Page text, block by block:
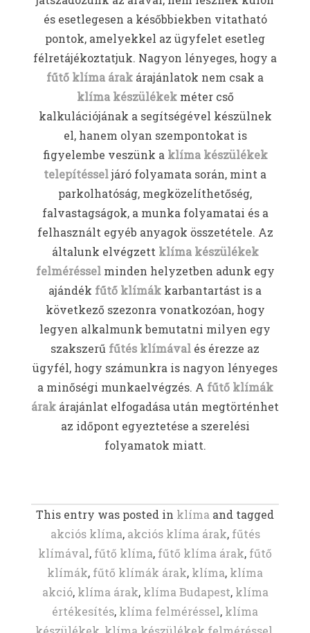
és esetlegesen a későbbiekben vitatható
pontok, amelyekkel az ügyfelet esetleg
félretájékoztatjuk. Nagyon lényeges, hogy a
fűtő klíma árak árajánlatok nem csak a
klíma készülékekméter cső
kalkulációjának a segítségével készülnek
el, hanem olyan szempontokat is
figyelembe veszünk a klíma készülékek
telepítésseljáró folyamata során, mint a
parkolhatóság, megközelíthetőség,
falvastagságok, a munka folyamatai és a
felhasznált egyéb anyagok összetétele. Az
általunk elvégzett klíma készülékek
felmérésselminden helyzetben adunk egy
ajándék fűtő klímák karbantartást is a
következő szezonra vonatkozóan, hogy
legyen alkalmunk bemutatni milyen egy
szakszerű fűtés klímával és érezze az
ügyfél, hogy számunkra is nagyon lényeges
a minőségi munkaelvégzés. A fűtő klímák
árak árajánlat elfogadása után megtörténhet
az időpont egyeztetése a szerelési
folyamatok miatt.
This entry was posted in klíma and tagged
akciós klíma, akciós klíma árak, fűtés
klímával, fűtő klíma, fűtő klíma árak, fűtő
klímák, fűtő klímák árak, klíma, klíma
akció, klíma árak, klíma Budapest, klíma
értékesítés, klíma felméréssel, klíma